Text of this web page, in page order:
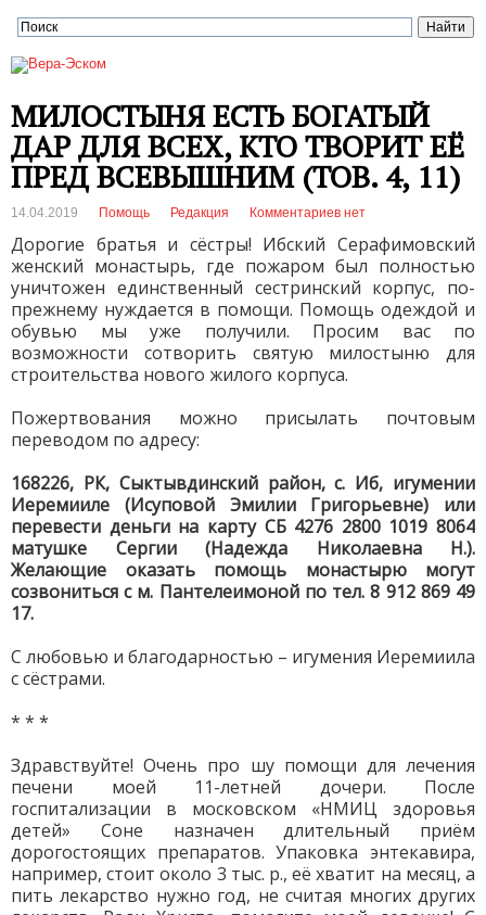
МИЛОСТЫНЯ ЕСТЬ БОГАТЫЙ
ДАР ДЛЯ ВСЕХ, КТО ТВОРИТ ЕЁ
ПРЕД ВСЕВЫШНИМ (ТОВ. 4, 11)
14.04.2019 Помощь Редакция Комментариев нет
Дорогие братья и сёстры! Ибский Серафимовский
женский монастырь, где пожаром был полностью
уничтожен единственный сестринский корпус, по-
прежнему нуждается в помощи. Помощь одеждой и
обувью мы уже получили. Просим вас по
возможности сотворить святую милостыню для
строительства нового жилого корпуса.
Пожертвования можно присылать почтовым
переводом по адресу:
168226, РК, Сыктывдинский район, с. Иб, игумении
Иеремииле (Исуповой Эмилии Григорьевне) или
перевести деньги на карту СБ 4276 2800 1019 8064
матушке Сергии (Надежда Николаевна Н.).
Желающие оказать помощь монастырю могут
созвониться с м. Пантелеимоной по тел. 8 912 869 49
17.
С любовью и благодарностью – игумения Иеремиила
с сёстрами.
* * *
Здравствуйте! Очень про шу помощи для лечения
печени моей 11-летней дочери. После
госпитализации в московском «НМИЦ здоровья
детей» Соне назначен длительный приём
дорогостоящих препаратов. Упаковка энтекавира,
например, стоит около 3 тыс. р., её хватит на месяц, а
пить лекарство нужно год, не считая многих других